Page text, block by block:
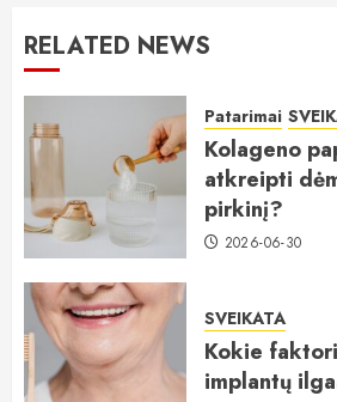
RELATED NEWS
Patarimai
Kolageno
atkreipti
pirkinį?
2026-06-30
SVEIKATA
Kokie
implantų